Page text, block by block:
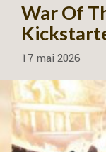
War Of
17 mai 2026